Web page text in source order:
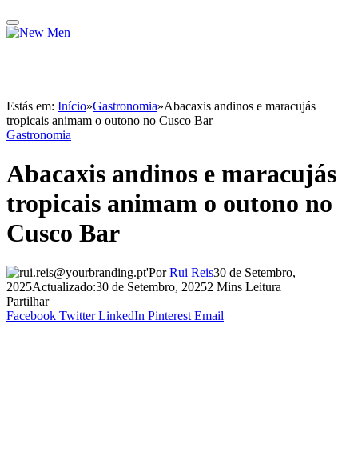
Estás em: Início»Gastronomia»Abacaxis andinos e maracujás
tropicais animam o outono no Cusco Bar
Gastronomia
Abacaxis andinos e maracujás
tropicais animam o outono no
Cusco Bar
Por Rui Reis30 de Setembro,
2025Actualizado:30 de Setembro, 20252 Mins Leitura
Partilhar
Facebook Twitter LinkedIn Pinterest Email